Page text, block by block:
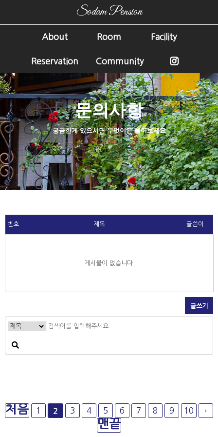
Sodam Pension
About Room Facility
Reservation Community
문의사항
궁금한게 있으시면 무엇이든 물어보세요
번호 제목 글쓴이
게시물이 없습니다.
글쓰기
처음 1 2 3 4 5 6 7 8 9 10
맨끝